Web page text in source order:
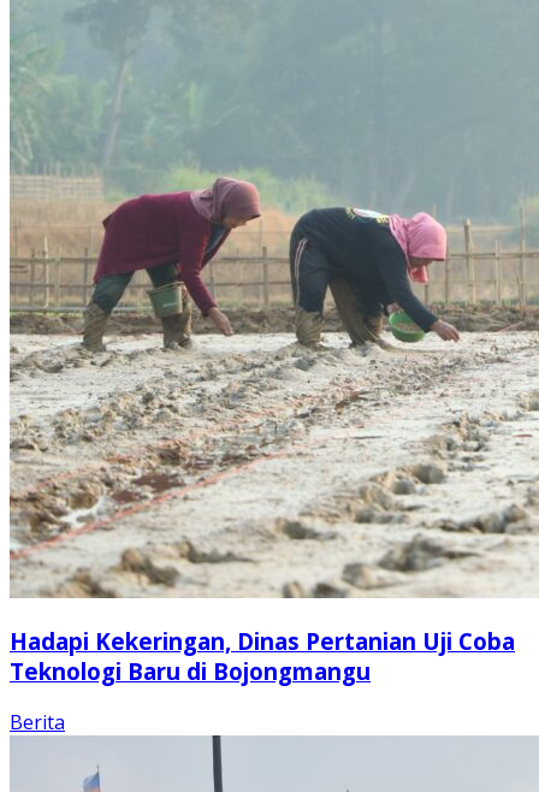
Hadapi Kekeringan, Dinas Pertanian Uji Coba
Teknologi Baru di Bojongmangu
Berita